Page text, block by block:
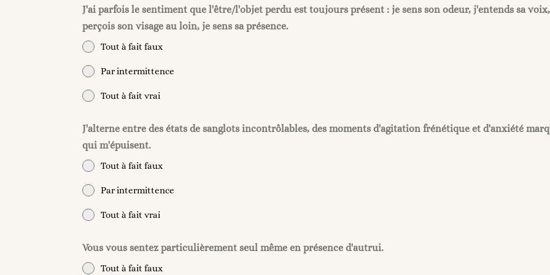
J'ai parfois le sentiment que l'être/l'objet perdu est toujours présent : je sens son odeur, j'entends sa
perçois son visage au loin, je sens sa présence.
Tout à fait faux
Par intermittence
Tout à fait vrai
J'alterne entre des états de sanglots incontrôlables, des moments d'agitation frénétique et d'anxiété
qui m'épuisent.
Tout à fait faux
Par intermittence
Tout à fait vrai
Vous vous sentez particulièrement seul même en présence d'autrui.
Tout à fait faux